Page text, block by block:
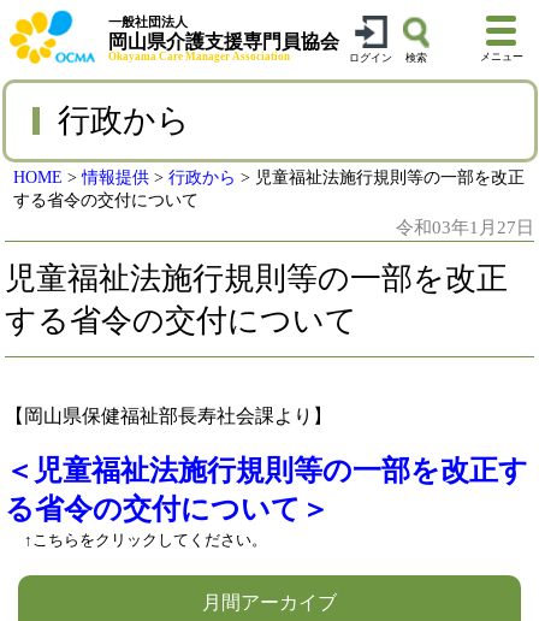
一般社団法人
岡山県介護支援専門員協会
Okayama Care Manager Association ログイン 検索 メニュー
行政から
HOME >情報提供 >行政から > 児童福祉法施行規則等の一部を改正
する省令の交付について
令和03年1月27日
児童福祉法施行規則等の一部を改正
する省令の交付について
【岡山県保健福祉部長寿社会課より】
＜児童福祉法施行規則等の一部を改正す
る省令の交付について＞
↑こちらをクリックしてください。
月間アーカイブ